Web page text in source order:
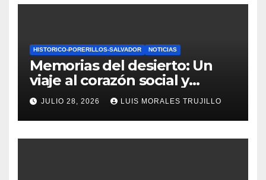
HISTORICO-PORERILLOS-SALVADOR NOTICIAS
Memorias del desierto: Un
viaje al corazón social y
ambiental de Potrerillos en
Paleobar
JULIO 28, 2026 LUIS MORALES TRUJILLO